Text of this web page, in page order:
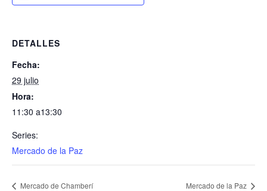
DETALLES
Fecha:
29 julio
Hora:
11:30 a13:30
Series:
Mercado de la Paz
Mercado de Chamberí Mercado de la Paz